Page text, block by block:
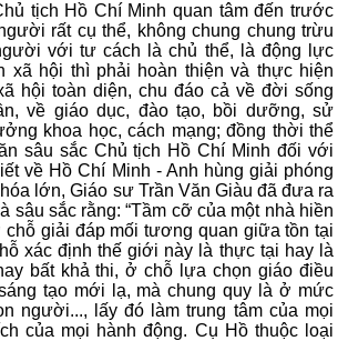
tịch Hồ Chí Minh quan tâm đến trước
rất cụ thể, không chung chung trừu
với tư cách là chủ thể, là động lực
xã hội thì phải hoàn thiện và thực hiện
hội toàn diện, chu đáo cả về đời sống
về giáo dục, đào tạo, bồi dưỡng, sử
khoa học, cách mạng; đồng thời thể
sâu sắc Chủ tịch Hồ Chí Minh đối với
về Hồ Chí Minh - Anh hùng giải phóng
lớn, Giáo sư Trần Văn Giàu đã đưa ra
sâu sắc rằng: “Tầm cỡ của một nhà hiền
giải đáp mối tương quan giữa tồn tại
xác định thế giới này là thực tại hay là
bất khả thi, ở chỗ lựa chọn giáo điều
tạo mới lạ, mà chung quy là ở mức
người..., lấy đó làm trung tâm của mọi
của mọi hành động. Cụ Hồ thuộc loại